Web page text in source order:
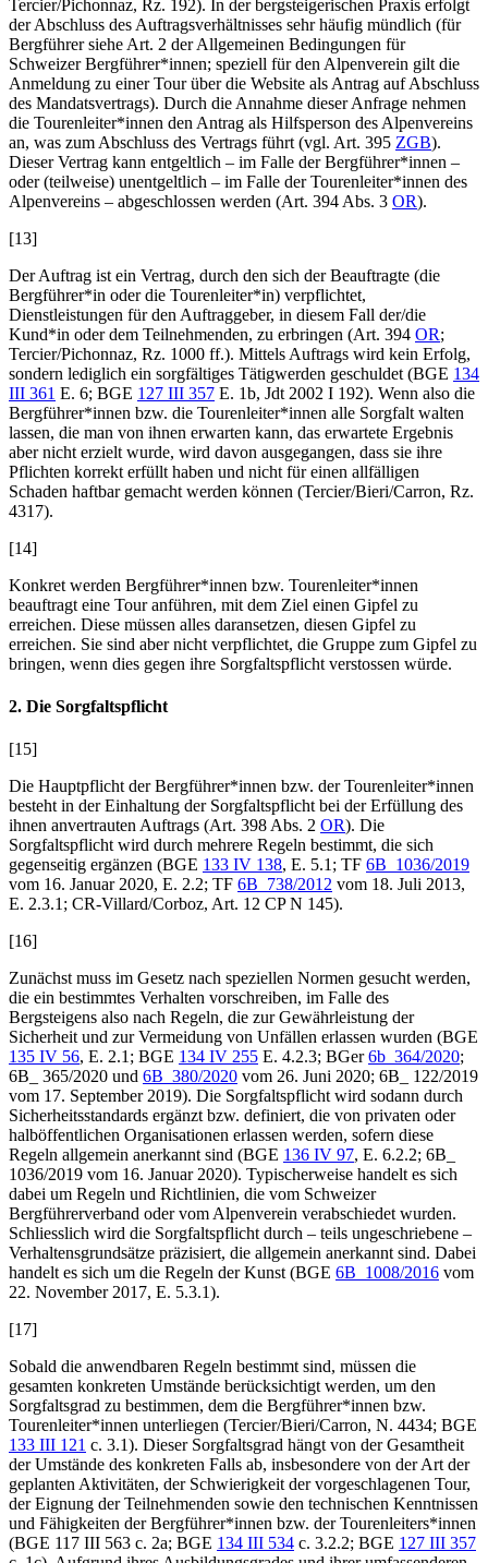
Tercier/Pichonnaz, Rz. 192). In der bergsteigerischen Praxis erfolgt
der Abschluss des Auftragsverhältnisses sehr häufig mündlich (für
Bergführer siehe Art. 2 der Allgemeinen Bedingungen für
Schweizer Bergführer*innen; speziell für den Alpenverein gilt die
Anmeldung zu einer Tour über die Website als Antrag auf Abschluss
des Mandatsvertrags). Durch die Annahme dieser Anfrage nehmen
die Tourenleiter*innen den Antrag als Hilfsperson des Alpenvereins
an, was zum Abschluss des Vertrags führt (vgl. Art. 395 ZGB).
Dieser Vertrag kann entgeltlich – im Falle der Bergführer*innen –
oder (teilweise) unentgeltlich – im Falle der Tourenleiter*innen des
Alpenvereins – abgeschlossen werden (Art. 394 Abs. 3 OR).
[13]
Der Auftrag ist ein Vertrag, durch den sich der Beauftragte (die
Bergführer*in oder die Tourenleiter*in) verpflichtet,
Dienstleistungen für den Auftraggeber, in diesem Fall der/die
Kund*in oder dem Teilnehmenden, zu erbringen (Art. 394 OR;
Tercier/Pichonnaz, Rz. 1000 ff.). Mittels Auftrags wird kein Erfolg,
sondern lediglich ein sorgfältiges Tätigwerden geschuldet (BGE 134
III 361 E. 6; BGE 127 III 357 E. 1b, Jdt 2002 I 192). Wenn also die
Bergführer*innen bzw. die Tourenleiter*innen alle Sorgfalt walten
lassen, die man von ihnen erwarten kann, das erwartete Ergebnis
aber nicht erzielt wurde, wird davon ausgegangen, dass sie ihre
Pflichten korrekt erfüllt haben und nicht für einen allfälligen
Schaden haftbar gemacht werden können (Tercier/Bieri/Carron, Rz.
4317).
[14]
Konkret werden Bergführer*innen bzw. Tourenleiter*innen
beauftragt eine Tour anführen, mit dem Ziel einen Gipfel zu
erreichen. Diese müssen alles daransetzen, diesen Gipfel zu
erreichen. Sie sind aber nicht verpflichtet, die Gruppe zum Gipfel zu
bringen, wenn dies gegen ihre Sorgfaltspflicht verstossen würde.
2. Die Sorgfaltspflicht
[15]
Die Hauptpflicht der Bergführer*innen bzw. der Tourenleiter*innen
besteht in der Einhaltung der Sorgfaltspflicht bei der Erfüllung des
ihnen anvertrauten Auftrags (Art. 398 Abs. 2 OR). Die
Sorgfaltspflicht wird durch mehrere Regeln bestimmt, die sich
gegenseitig ergänzen (BGE 133 IV 138, E. 5.1; TF 6B_1036/2019
vom 16. Januar 2020, E. 2.2; TF 6B_738/2012 vom 18. Juli 2013,
E. 2.3.1; CR-Villard/Corboz, Art. 12 CP N 145).
[16]
Zunächst muss im Gesetz nach speziellen Normen gesucht werden,
die ein bestimmtes Verhalten vorschreiben, im Falle des
Bergsteigens also nach Regeln, die zur Gewährleistung der
Sicherheit und zur Vermeidung von Unfällen erlassen wurden (BGE
135 IV 56, E. 2.1; BGE 134 IV 255 E. 4.2.3; BGer6b_364/2020;
6B_ 365/2020 und 6B_380/2020 vom 26. Juni 2020; 6B_ 122/2019
vom 17. September 2019). Die Sorgfaltspflicht wird sodann durch
Sicherheitsstandards ergänzt bzw. definiert, die von privaten oder
halböffentlichen Organisationen erlassen werden, sofern diese
Regeln allgemein anerkannt sind (BGE 136 IV 97, E. 6.2.2; 6B_
1036/2019 vom 16. Januar 2020). Typischerweise handelt es sich
dabei um Regeln und Richtlinien, die vom Schweizer
Bergführerverband oder vom Alpenverein verabschiedet wurden.
Schliesslich wird die Sorgfaltspflicht durch – teils ungeschriebene –
Verhaltensgrundsätze präzisiert, die allgemein anerkannt sind. Dabei
handelt es sich um die Regeln der Kunst (BGE 6B_1008/2016 vom
22. November 2017, E. 5.3.1).
[17]
Sobald die anwendbaren Regeln bestimmt sind, müssen die
gesamten konkreten Umstände berücksichtigt werden, um den
Sorgfaltsgrad zu bestimmen, dem die Bergführer*innen bzw.
Tourenleiter*innen unterliegen (Tercier/Bieri/Carron, N. 4434; BGE
133 III 121 c. 3.1). Dieser Sorgfaltsgrad hängt von der Gesamtheit
der Umstände des konkreten Falls ab, insbesondere von der Art der
geplanten Aktivitäten, der Schwierigkeit der vorgeschlagenen Tour,
der Eignung der Teilnehmenden sowie den technischen Kenntnissen
und Fähigkeiten der Bergführer*innen bzw. der Tourenleiters*innen
(BGE 117 III 563 c. 2a; BGE 134 III 534 c. 3.2.2; BGE 127 III 357